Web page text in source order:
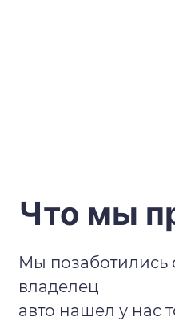
Что мы
Мы позаботились
владелец
авто нашел у нас